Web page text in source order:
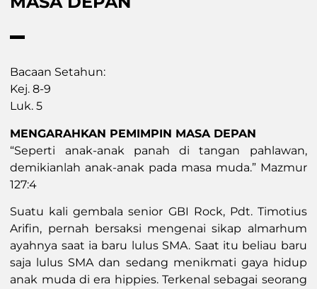
Bacaan Setahun:
Kej. 8-9
Luk. 5
MENGARAHKAN PEMIMPIN MASA DEPAN
“Seperti anak-anak panah di tangan pahlawan,
demikianlah anak-anak pada masa muda.” Mazmur
127:4
Suatu kali gembala senior GBI Rock, Pdt. Timotius
Arifin, pernah bersaksi mengenai sikap almarhum
ayahnya saat ia baru lulus SMA. Saat itu beliau baru
saja lulus SMA dan sedang menikmati gaya hidup
anak muda di era hippies. Terkenal sebagai seorang